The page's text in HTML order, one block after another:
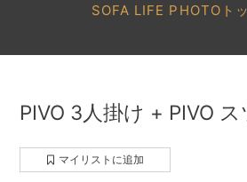
SOFA LIFE PHOTOト
PIVO 3人掛け + PIVO
マイリストに追加